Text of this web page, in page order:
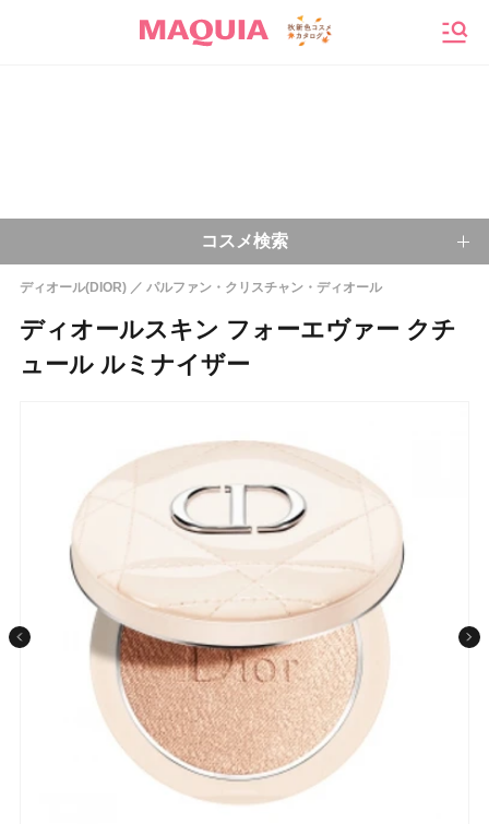
コスメ検索
プチプラコスメ
条件から探す
メーカー
ディオール(DIOR) パルファン・クリスチャン・ディオール
ディオールスキン フォーエヴァー クチ
ュール ルミナイザー